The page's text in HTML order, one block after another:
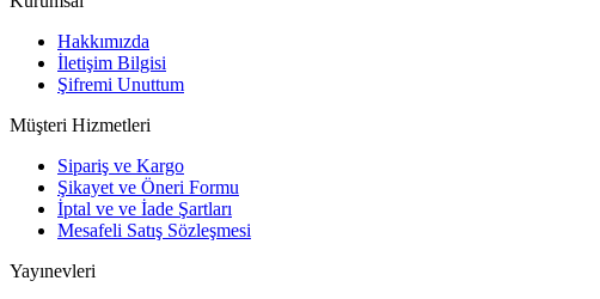
Hakkımızda
İletişim Bilgisi
Şifremi Unuttum
Müşteri Hizmetleri
Sipariş ve Kargo
Şikayet ve Öneri Formu
İptal ve ve İade Şartları
Mesafeli Satış Sözleşmesi
Yayınevleri